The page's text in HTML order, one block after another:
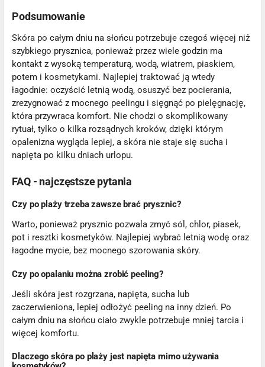
Podsumowanie
Skóra po całym dniu na słońcu potrzebuje czegoś więcej niż
szybkiego prysznica, ponieważ przez wiele godzin ma
kontakt z wysoką temperaturą, wodą, wiatrem, piaskiem,
potem i kosmetykami. Najlepiej traktować ją wtedy
łagodnie: oczyścić letnią wodą, osuszyć bez pocierania,
zrezygnować z mocnego peelingu i sięgnąć po pielęgnację,
która przywraca komfort. Nie chodzi o skomplikowany
rytuał, tylko o kilka rozsądnych kroków, dzięki którym
opalenizna wygląda lepiej, a skóra nie staje się sucha i
napięta po kilku dniach urlopu.
FAQ - najczęstsze pytania
Czy po plaży trzeba zawsze brać prysznic?
Warto, ponieważ prysznic pozwala zmyć sól, chlor, piasek,
pot i resztki kosmetyków. Najlepiej wybrać letnią wodę oraz
łagodne mycie, bez mocnego szorowania skóry.
Czy po opalaniu można zrobić peeling?
Jeśli skóra jest rozgrzana, napięta, sucha lub
zaczerwieniona, lepiej odłożyć peeling na inny dzień. Po
całym dniu na słońcu ciało zwykle potrzebuje mniej tarcia i
więcej komfortu.
Dlaczego skóra po plaży jest napięta mimo używania